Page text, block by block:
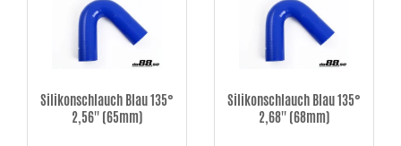
Silikonschlauch Blau 135°
2,56'' (65mm)
Silikonschlauch Blau 135°
2,68'' (68mm)